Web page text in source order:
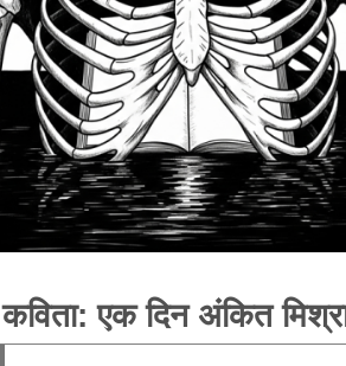
कविता: एक दिन अंकित